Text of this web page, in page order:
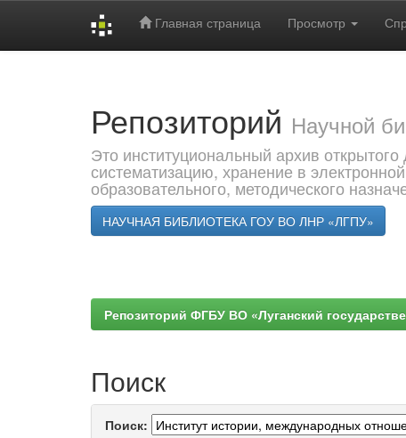
Главная страница Просмотр
Репозиторий Научной
Это институциональный архив
систематизацию, хранение в
образовательного, методического
НАУЧНАЯ БИБЛИОТЕКА ГОУ ВО ЛНР «ЛГПУ»
Репозиторий ФГБУ ВО «Луганский
Поиск
Поиск: